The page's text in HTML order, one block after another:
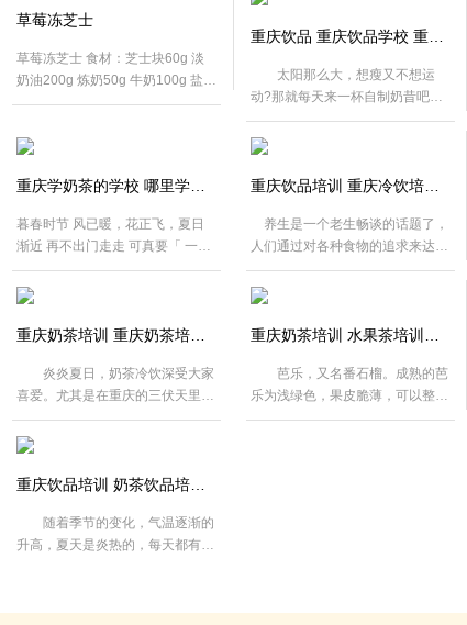
草莓冻芝士
草莓冻芝士 食材：芝士块60g 淡
奶油200g 炼奶50g 牛奶100g 盐
（海盐）5g草莓120g 果糖50g 绿
1、芝士和鲜奶倒入冰沙机打30
2、依次加入炼奶、淡奶油、盐、
30秒左右，打到起泡状态就可以倒
入鲜奶和芝士，中档继续...
倒入凉牛奶中，加入糖，搅拌均
膜，将蛋奶液上锅蒸15分钟，拿出
后放凉，加入红豆和爱吃的水果，
上去就好啦~ ...
重庆饮品 重庆饮品学校 重庆欧艺培训学校
太阳那么大，想瘦又不想运
动?那就每天来一杯自制奶昔吧。
只要动动手指，清爽美味即可拥
有，让可爱的果蔬帮你赶走炎热，
材原料：紫薯300 g;牛奶25 ml;水
1、将材料洗净备好
2、紫薯洗净去皮切块 3...
暮春时节 风已暖，花正飞，夏日
渐近 再不出门走走 可真要「 一晴
方觉夏深 」了 出门逛街 女生们都
不是吃饱的，而是喝饱的 当然，
为……女朋友喝不完了啊 抹茶味
茶芳香 加一份牛奶的丝滑 与冰块
和淡奶油搅拌出 特有的清爽口
感，让人回味无穷...
重庆饮品培训 重庆冷饮培训学校 重庆欧艺培训学校
养生是一个老生畅谈的话题了，
人们通过对各种食物的追求来达到
养身的目的。重庆的夏季是非常炎
热的，而喝一杯凉爽的冷饮对于注
的。那么烈日炎炎的夏季，喝什么
呢?下面就随重庆欧艺培训学校的
小编一起来看看吧。 蜂蜜
柚子茶 ...
炎炎夏日，奶茶冷饮深受大家
喜爱。尤其是在重庆的三伏天里，
哪怕是在降雨数天后，依旧觉得闷
热。奶茶店里人满为患，或是静静
浅笑，或是夫妻带着孩子的欢乐畅
奶茶，那么重庆奶茶培训学校哪家
好呢?下面就随身为地道重庆人的
芭乐，又名番石榴。成熟的芭
乐为浅绿色，果皮脆薄，可以整颗
直接吃。其味道甘甜，清脆无籽，
随着季节的变化，气温逐渐的
升高，夏天是炎热的，每天都有大
谚语：夏日吃西瓜，药物不用抓。